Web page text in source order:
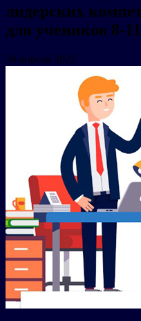
лидерских
для учеников 8-
30 апреля 2022